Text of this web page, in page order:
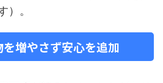
）。
増やさず安心を追加